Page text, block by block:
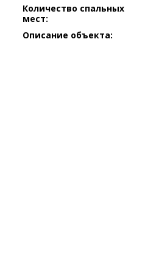
Количество спальных
мест:
Описание объекта: